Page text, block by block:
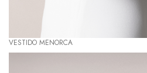
VESTIDO MENORCA